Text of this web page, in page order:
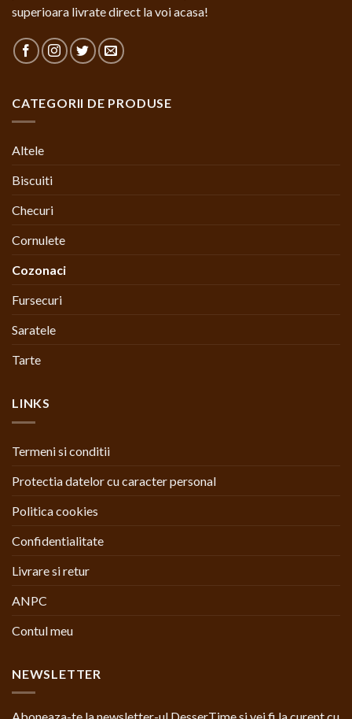
superioara livrate direct la voi acasa!
CATEGORII DE PRODUSE
Altele
Biscuiti
Checuri
Cornulete
Cozonaci
Fursecuri
Saratele
Tarte
LINKS
Termeni si conditii
Protectia datelor cu caracter personal
Politica cookies
Confidentialitate
Livrare si retur
ANPC
Contul meu
NEWSLETTER